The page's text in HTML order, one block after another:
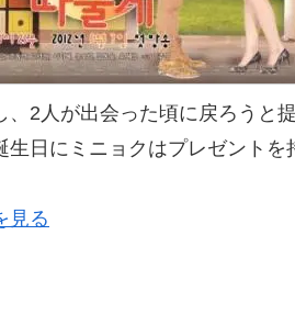
、2人が出会った頃に戻ろうと
生日にミニョクはプレゼント
見る